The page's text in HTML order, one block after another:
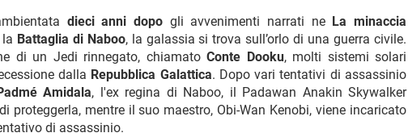
dieci anni dopo gli avvenimenti narrati ne La minaccia
Battaglia di Naboo, la galassia si trova sull’orlo di una guerra civile.
di un Jedi rinnegato, chiamato Conte Dooku, molti sistemi solari
dalla Repubblica Galattica. Dopo vari tentativi di assassinio
Amidala, l'ex regina di Naboo, il Padawan Anakin Skywalker
proteggerla, mentre il suo maestro, Obi-Wan Kenobi, viene incaricato
di assassinio.